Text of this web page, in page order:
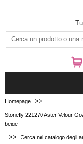
Homepage >>
Stonefly 221270 Aster Velour
beige
>> Cerca nel catalogo degli